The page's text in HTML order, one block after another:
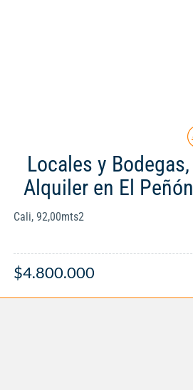
Locales y Bodegas,
Alquiler en El Peñón
Cali, 92,00mts2
$4.800.000